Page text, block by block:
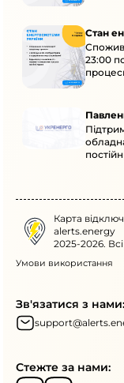
Стан
23:00
Карта
alerts.energy
2025-2026.
Умови використання
Зв'язатися з нами:
Стежте за нами: